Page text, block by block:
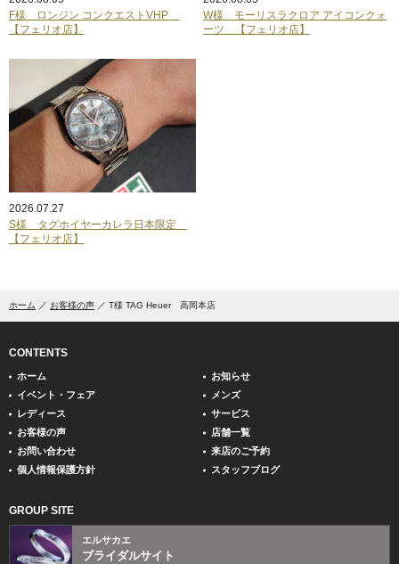
F様 ロンジン コンクエストVHP
【フェリオ店】
W様 モーリスラクロア アイコンクォ
ーツ 【フェリオ店】
2026.07.27
S様 タグホイヤーカレラ日本限定
【フェリオ店】
ホーム お客様の声 T様 TAG Heuer 高岡本店
CONTENTS
ホーム
お知らせ
イベント・フェア
メンズ
レディース
サービス
お客様の声
店舗一覧
お問い合わせ
来店のご予約
個人情報保護方針
スタッフブログ
GROUP SITE
エルサカエ
ブライダルサイト